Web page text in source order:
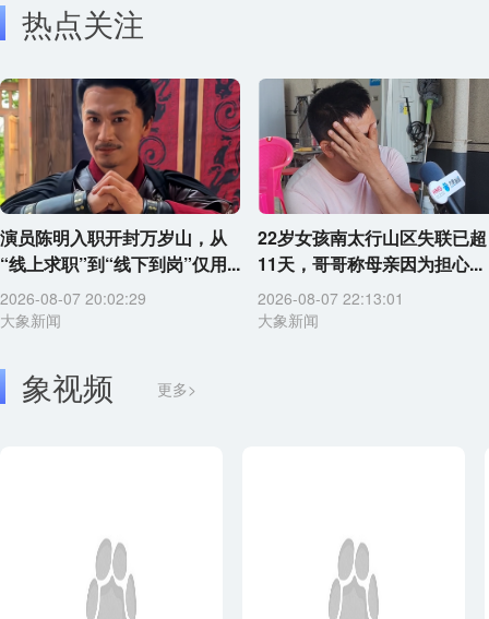
热点关注
演员陈明入职开封万岁山，从
“线上求职”到“线下到岗”仅用...
2026-08-07 20:02:29
大象新闻
22岁女孩南太行山区失联已超
11天，哥哥称母亲因为担心...
2026-08-07 22:13:01
大象新闻
象视频 更多>